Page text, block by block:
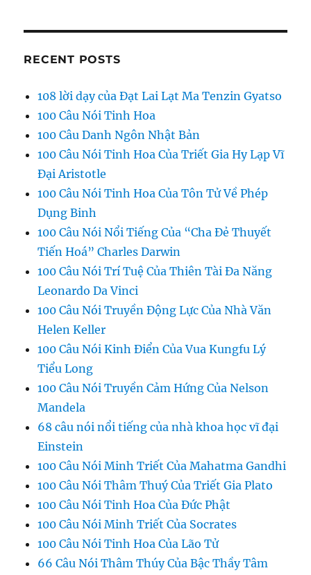
RECENT POSTS
108 lời dạy của Đạt Lai Lạt Ma Tenzin Gyatso
100 Câu Nói Tinh Hoa
100 Câu Danh Ngôn Nhật Bản
100 Câu Nói Tinh Hoa Của Triết Gia Hy Lạp Vĩ
Đại Aristotle
100 Câu Nói Tinh Hoa Của Tôn Tử Về Phép
Dụng Binh
100 Câu Nói Nổi Tiếng Của “Cha Đẻ Thuyết
Tiến Hoá” Charles Darwin
100 Câu Nói Trí Tuệ Của Thiên Tài Đa Năng
Leonardo Da Vinci
100 Câu Nói Truyền Động Lực Của Nhà Văn
Helen Keller
100 Câu Nói Kinh Điển Của Vua Kungfu Lý
Tiểu Long
100 Câu Nói Truyền Cảm Hứng Của Nelson
Mandela
68 câu nói nổi tiếng của nhà khoa học vĩ đại
Einstein
100 Câu Nói Minh Triết Của Mahatma Gandhi
100 Câu Nói Thâm Thuý Của Triết Gia Plato
100 Câu Nói Tinh Hoa Của Đức Phật
100 Câu Nói Minh Triết Của Socrates
100 Câu Nói Tinh Hoa Của Lão Tử
66 Câu Nói Thâm Thúy Của Bậc Thầy Tâm